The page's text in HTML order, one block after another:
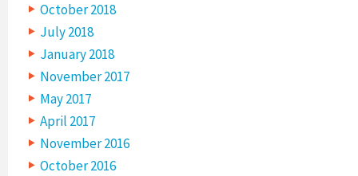
October 2018
July 2018
January 2018
November 2017
May 2017
April 2017
November 2016
October 2016